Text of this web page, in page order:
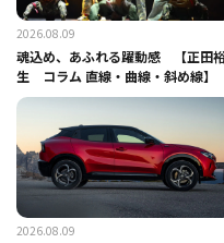
2026.08.09
魂込め、あふれる躍動感 【正田
生 コラム 直線・曲線・斜め線】
2026.08.09